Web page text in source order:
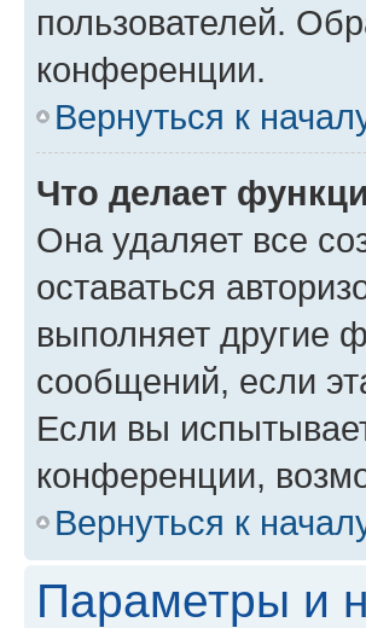
пользователей.
конференции.
Вернуться к
Что делает
Она удаляет все
оставаться
выполняет другие
сообщений, если
Если вы
конференции,
Вернуться к
Параметры и